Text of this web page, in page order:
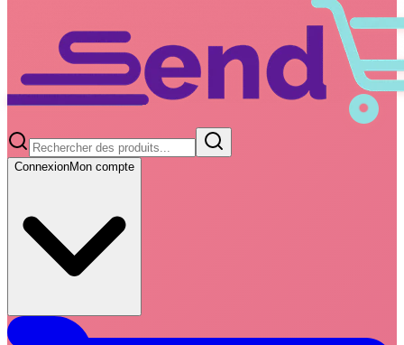
ConnexionMon compte